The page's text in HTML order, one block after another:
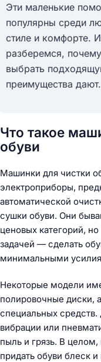
Эти маленькие
популярны среди
стиле и комфорте.
разберемся,
выбрать
преимущества дают.
Что такое
обуви
Машинки для чистки
электроприборы,
автоматической
сушки обуви. Они
ценовых категорий,
задачей — сделать
минимальными
Некоторые модели
полировочные диски,
специальных
вибрации или
пыль и грязь. В целом,
придать обуви блеск